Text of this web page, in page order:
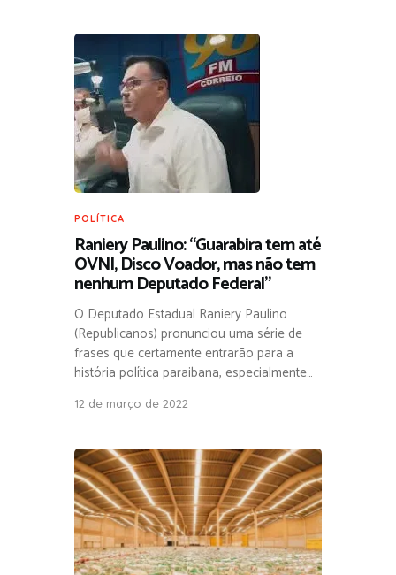
POLÍTICA
Raniery Paulino: “Guarabira tem até
OVNI, Disco Voador, mas não tem
nenhum Deputado Federal”
O Deputado Estadual Raniery Paulino
(Republicanos) pronunciou uma série de
frases que certamente entrarão para a
história política paraibana, especialmente…
12 de março de 2022